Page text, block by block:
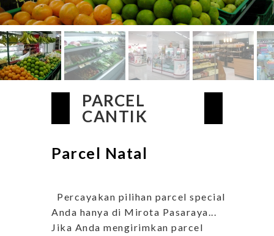
PARCEL
CANTIK
Parcel Natal
Percayakan pilihan parcel special
Anda hanya di Mirota Pasaraya...
Jika Anda mengirimkan parcel